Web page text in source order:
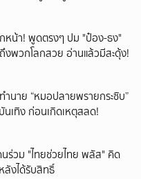
หน้า! พูดตรงๆ ปม "ป๋อง-ธง"
พวกโลกสวย อ่านแล้วมีสะดุ้ง!
นาย “หมอปลายพรายกระซิบ”
นเทิง ก่อนเกิดเหตุสลด!
ร่วม "ไทยช่วยไทย พลัส" คิด
ลังได้รับสิทธิ์